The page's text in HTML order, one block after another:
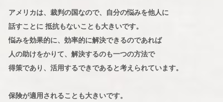
アメリカは、裁判の国なので、自分の悩みを他人に
話すことに 抵抗もないことも大きいです。
悩みを効果的に、効率的に解決できるのであれば
人の助けをかりて、解決するのも一つの方法で
得策であり、活用するできであると考えられています。
保険が適用されることも大きいです。